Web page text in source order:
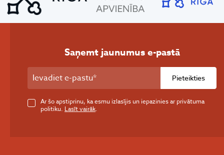
Saņemt jaunumus e-pastā
Pieteikties
Ar šo apstiprinu, ka esmu izlasījis un iepazinies ar privātuma
politiku. Lasīt vairāk.